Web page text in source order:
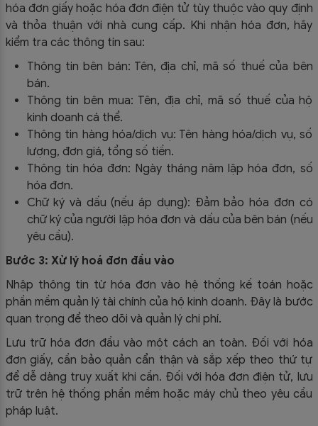
hóa đơn giấy hoặc hóa đơn điện tử tùy thuộc vào quy định
và thỏa thuận với nhà cung cấp. Khi nhận hóa đơn, hãy
kiểm tra các thông tin sau:
Thông tin bên bán: Tên, địa chỉ, mã số thuế của bên
bán.
Thông tin bên mua: Tên, địa chỉ, mã số thuế của hộ
kinh doanh cá thể.
Thông tin hàng hóa/dịch vụ: Tên hàng hóa/dịch vụ, số
lượng, đơn giá, tổng số tiền.
Thông tin hóa đơn: Ngày tháng năm lập hóa đơn, số
hóa đơn.
Chữ ký và dấu (nếu áp dụng): Đảm bảo hóa đơn có
chữ ký của người lập hóa đơn và dấu của bên bán (nếu
yêu cầu).
Bước 3: Xử lý hoá đơn đầu vào
Nhập thông tin từ hóa đơn vào hệ thống kế toán hoặc
phần mềm quản lý tài chính của hộ kinh doanh. Đây là bước
quan trọng để theo dõi và quản lý chi phí.
Lưu trữ hóa đơn đầu vào một cách an toàn. Đối với hóa
đơn giấy, cần bảo quản cẩn thận và sắp xếp theo thứ tự
để dễ dàng truy xuất khi cần. Đối với hóa đơn điện tử, lưu
trữ trên hệ thống phần mềm hoặc máy chủ theo yêu cầu
pháp luật.